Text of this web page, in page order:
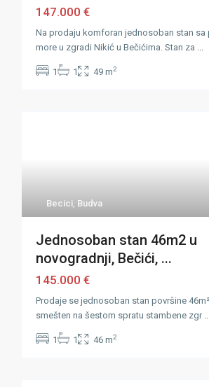
147.000 €
Na prodaju komforan jednosoban stan sa
more u zgradi Nikić u Bečićima. Stan za ...
1 1 49 m2
Becici, Budva
Jednosoban stan 46m2 u
novogradnji, Bečići, ...
145.000 €
Prodaje se jednosoban stan površine
smešten na šestom spratu stambene zgr
1 1 46 m2